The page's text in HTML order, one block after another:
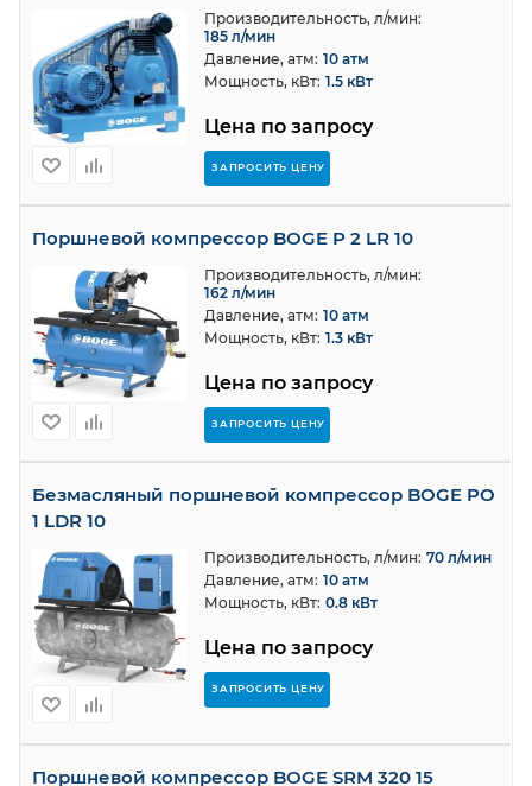
Цена по запросу
ЗАПРОСИТЬ ЦЕНУ
Производительность, л/мин:
185 л/мин
Давление, атм: 10 атм
Мощность, кВт: 1.5 кВт
Поршневой компрессор BOGE P 2 LR 10
Цена по запросу
ЗАПРОСИТЬ ЦЕНУ
Производительность, л/мин:
162 л/мин
Давление, атм: 10 атм
Мощность, кВт: 1.3 кВт
Безмасляный поршневой компрессор BOGE PO
1 LDR 10
Цена по запросу
ЗАПРОСИТЬ ЦЕНУ
Производительность, л/мин: 70 л/мин
Давление, атм: 10 атм
Мощность, кВт: 0.8 кВт
Поршневой компрессор BOGE SRM 320 15